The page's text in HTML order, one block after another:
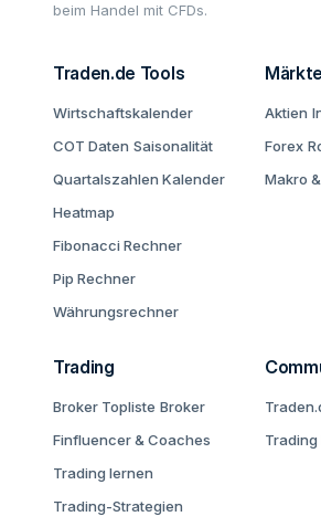
beim Handel mit CFDs.
Traden.de Tools
Wirtschaftskalender
COT Daten Saisonalität
Quartalszahlen Kalender
Heatmap
Fibonacci Rechner
Pip Rechner
Währungsrechner
Märkte
Aktien
Forex
Makro
Trading
Broker Topliste Broker
Finfluencer & Coaches
Trading lernen
Trading-Strategien
Trading